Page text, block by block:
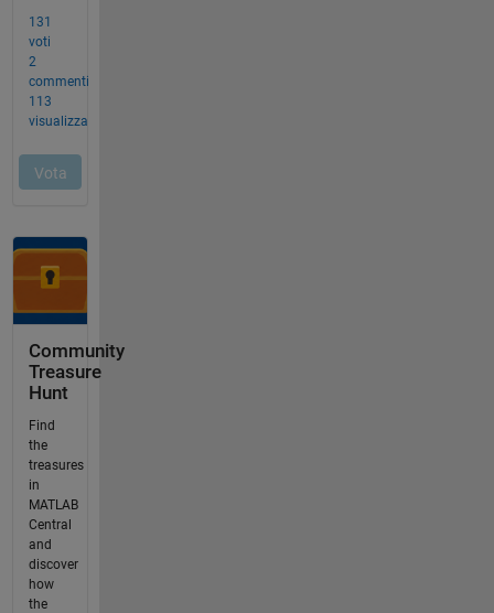
Community
Treasure
Hunt
Find
the
treasures
in
MATLAB
Central
and
discover
how
the